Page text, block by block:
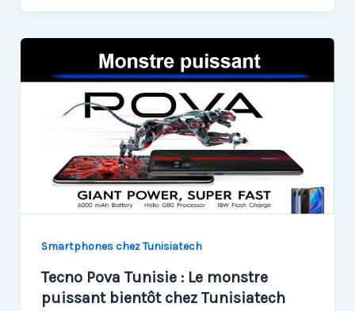
Smartphones chez Tunisiatech
Tecno Pova Tunisie : Le monstre
puissant bientôt chez Tunisiatech